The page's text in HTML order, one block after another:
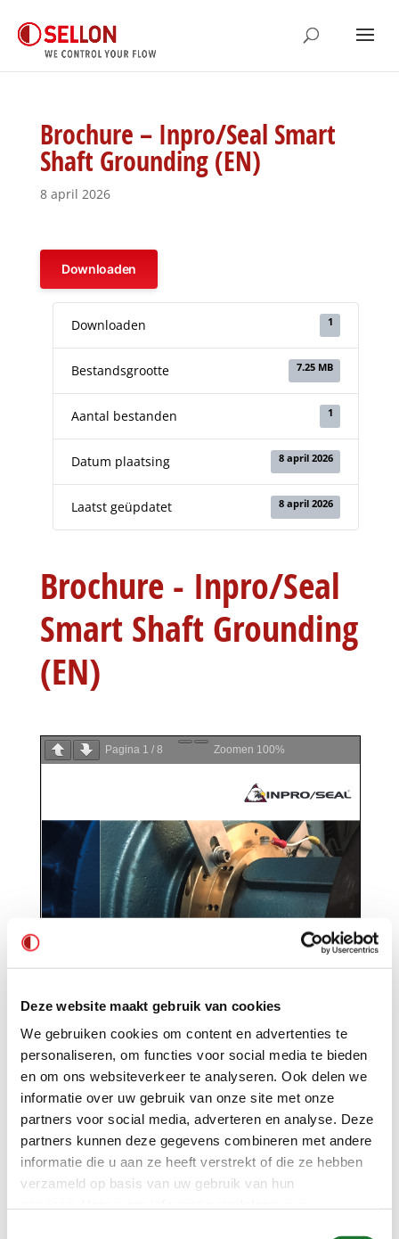
Deze website maakt gebruik van cookies
We gebruiken cookies om content en advertenties te
personaliseren, om functies voor social media te bieden
en om ons websiteverkeer te analyseren. Ook delen we
informatie over uw gebruik van onze site met onze
partners voor social media, adverteren en analyse. Deze
partners kunnen deze gegevens combineren met andere
informatie die u aan ze heeft verstrekt of die ze hebben
verzameld op basis van uw gebruik van hun
Brochure – Inpro/Seal Smart
Shaft Grounding (EN)
8 april 2026
Downloaden
Downloaden 1
Bestandsgrootte 7.25 MB
Aantal bestanden 1
Datum plaatsing 8 april 2026
Laatst geüpdatet 8 april 2026
Brochure - Inpro/Seal
Smart Shaft Grounding
(EN)
Pagina 1 / 8 Zoomen 100%